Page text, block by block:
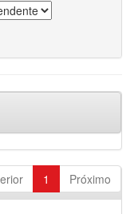
1 Próximo